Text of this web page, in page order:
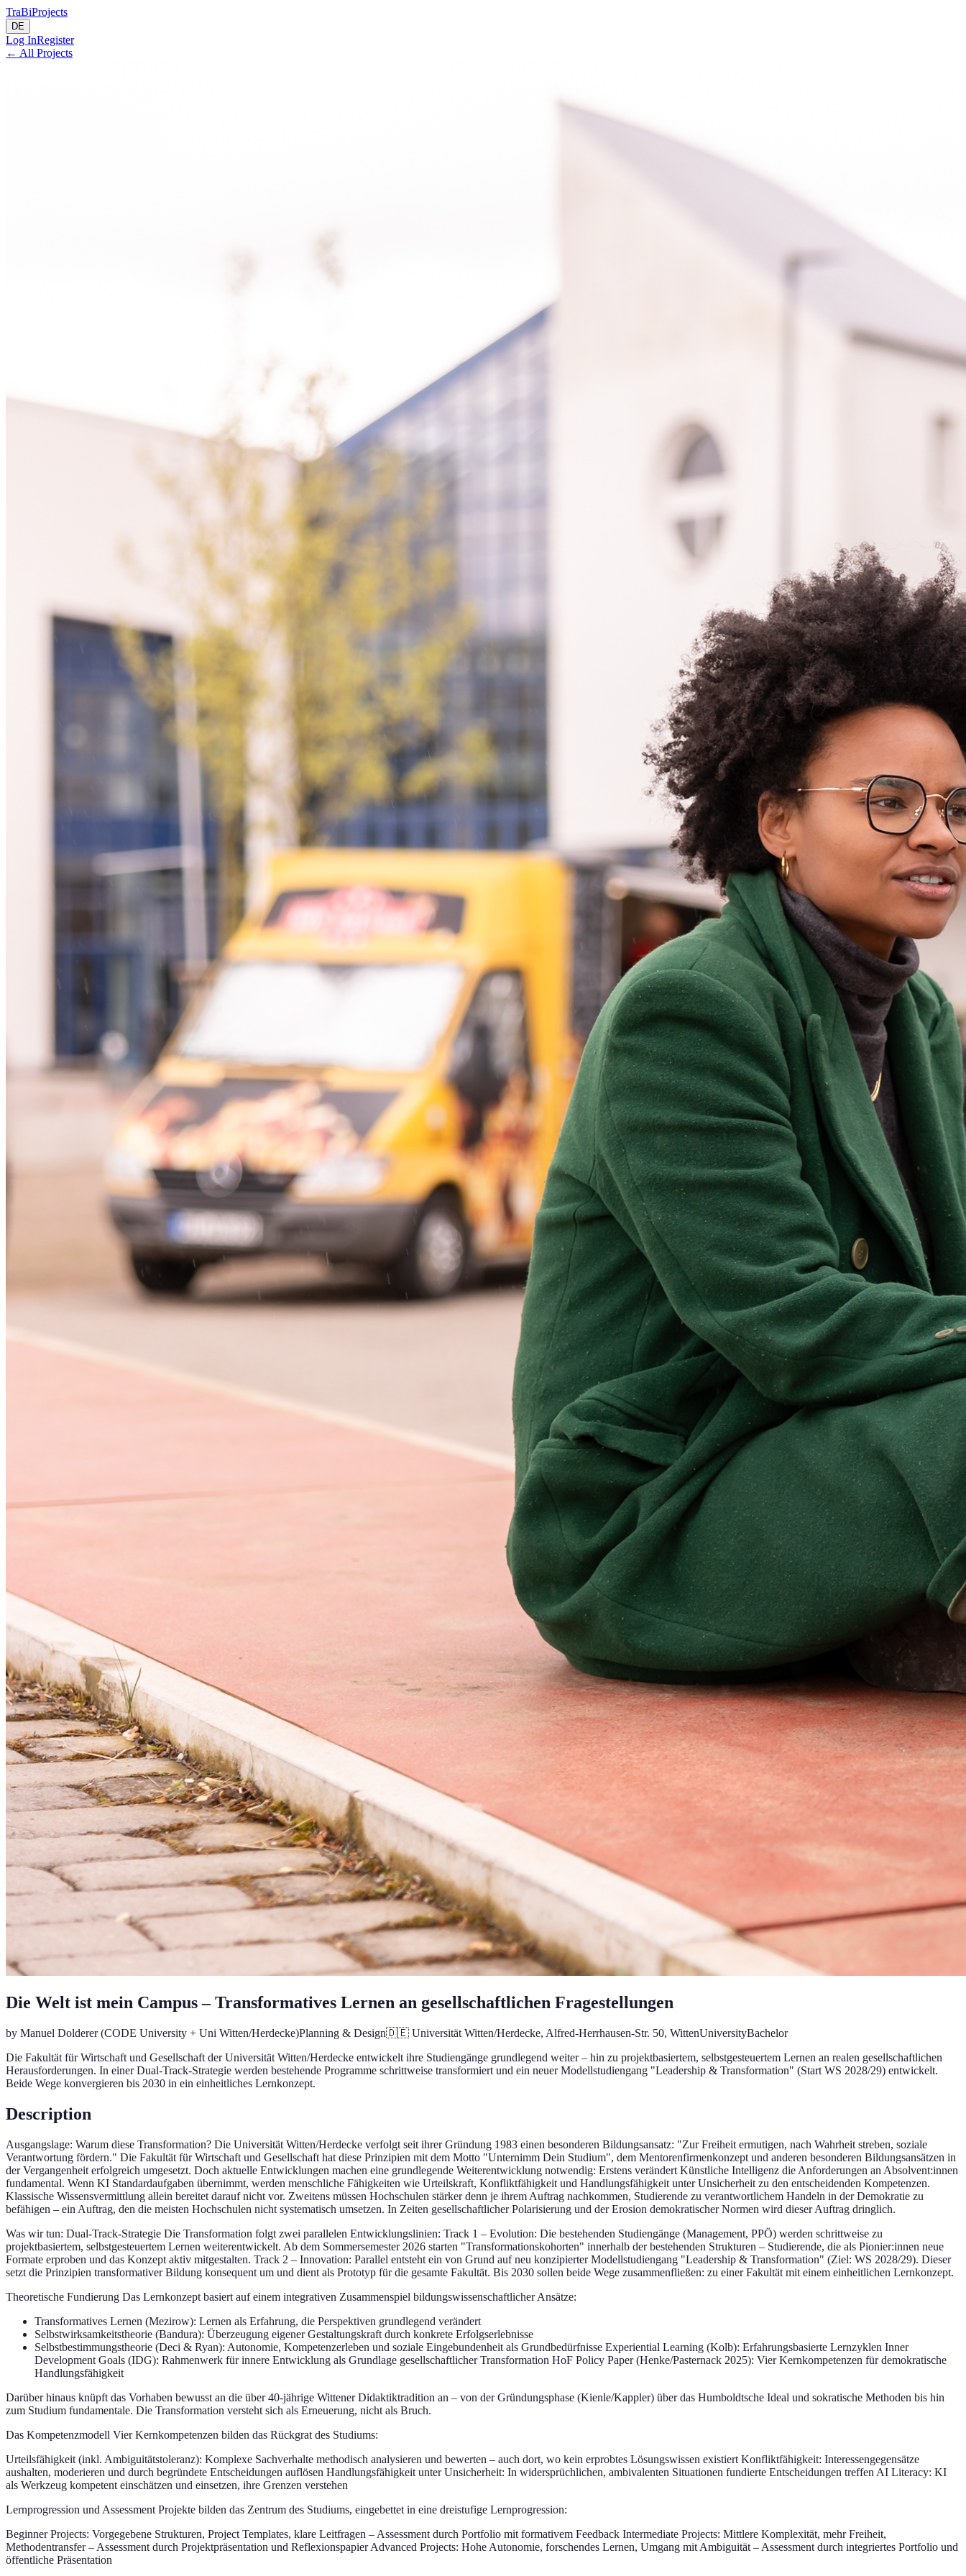
TraBiProjects
DE
Log InRegister
← All Projects
Die Welt ist mein Campus – Transformatives Lernen an gesellschaftlichen Fragestellungen
by Manuel Dolderer(CODE University + Uni Witten/Herdecke)Planning & Design🇩🇪 Universität Witten/Herdecke, Alfred-Herrhausen-Str. 50, WittenUniversityBachelor
Die Fakultät für Wirtschaft und Gesellschaft der Universität Witten/Herdecke entwickelt ihre Studiengänge grundlegend weiter – hin zu projektbasiertem, selbstgesteuertem Lernen an realen gesellschaftlichen
Herausforderungen. In einer Dual-Track-Strategie werden bestehende Programme schrittweise transformiert und ein neuer Modellstudiengang "Leadership & Transformation" (Start WS 2028/29) entwickelt.
Beide Wege konvergieren bis 2030 in ein einheitliches Lernkonzept.
Description
Ausgangslage: Warum diese Transformation? Die Universität Witten/Herdecke verfolgt seit ihrer Gründung 1983 einen besonderen Bildungsansatz: "Zur Freiheit ermutigen, nach Wahrheit streben, soziale
Verantwortung fördern." Die Fakultät für Wirtschaft und Gesellschaft hat diese Prinzipien mit dem Motto "Unternimm Dein Studium", dem Mentorenfirmenkonzept und anderen besonderen Bildungsansätzen in
der Vergangenheit erfolgreich umgesetzt. Doch aktuelle Entwicklungen machen eine grundlegende Weiterentwicklung notwendig: Erstens verändert Künstliche Intelligenz die Anforderungen an Absolvent:innen
fundamental. Wenn KI Standardaufgaben übernimmt, werden menschliche Fähigkeiten wie Urteilskraft, Konfliktfähigkeit und Handlungsfähigkeit unter Unsicherheit zu den entscheidenden Kompetenzen.
Klassische Wissensvermittlung allein bereitet darauf nicht vor. Zweitens müssen Hochschulen stärker denn je ihrem Auftrag nachkommen, Studierende zu verantwortlichem Handeln in der Demokratie zu
befähigen – ein Auftrag, den die meisten Hochschulen nicht systematisch umsetzen. In Zeiten gesellschaftlicher Polarisierung und der Erosion demokratischer Normen wird dieser Auftrag dringlich.
Was wir tun: Dual-Track-Strategie Die Transformation folgt zwei parallelen Entwicklungslinien: Track 1 – Evolution: Die bestehenden Studiengänge (Management, PPÖ) werden schrittweise zu
projektbasiertem, selbstgesteuertem Lernen weiterentwickelt. Ab dem Sommersemester 2026 starten "Transformationskohorten" innerhalb der bestehenden Strukturen – Studierende, die als Pionier:innen neue
Formate erproben und das Konzept aktiv mitgestalten. Track 2 – Innovation: Parallel entsteht ein von Grund auf neu konzipierter Modellstudiengang "Leadership & Transformation" (Ziel: WS 2028/29). Dieser
setzt die Prinzipien transformativer Bildung konsequent um und dient als Prototyp für die gesamte Fakultät. Bis 2030 sollen beide Wege zusammenfließen: zu einer Fakultät mit einem einheitlichen Lernkonzept.
Theoretische Fundierung Das Lernkonzept basiert auf einem integrativen Zusammenspiel bildungswissenschaftlicher Ansätze:
Transformatives Lernen (Mezirow): Lernen als Erfahrung, die Perspektiven grundlegend verändert
Selbstwirksamkeitstheorie (Bandura): Überzeugung eigener Gestaltungskraft durch konkrete Erfolgserlebnisse
Selbstbestimmungstheorie (Deci & Ryan): Autonomie, Kompetenzerleben und soziale Eingebundenheit als Grundbedürfnisse Experiential Learning (Kolb): Erfahrungsbasierte Lernzyklen Inner
Development Goals (IDG): Rahmenwerk für innere Entwicklung als Grundlage gesellschaftlicher Transformation HoF Policy Paper (Henke/Pasternack 2025): Vier Kernkompetenzen für demokratische
Handlungsfähigkeit
Darüber hinaus knüpft das Vorhaben bewusst an die über 40-jährige Wittener Didaktiktradition an – von der Gründungsphase (Kienle/Kappler) über das Humboldtsche Ideal und sokratische Methoden bis hin
zum Studium fundamentale. Die Transformation versteht sich als Erneuerung, nicht als Bruch.
Das Kompetenzmodell Vier Kernkompetenzen bilden das Rückgrat des Studiums:
Urteilsfähigkeit (inkl. Ambiguitätstoleranz): Komplexe Sachverhalte methodisch analysieren und bewerten – auch dort, wo kein erprobtes Lösungswissen existiert Konfliktfähigkeit: Interessengegensätze
aushalten, moderieren und durch begründete Entscheidungen auflösen Handlungsfähigkeit unter Unsicherheit: In widersprüchlichen, ambivalenten Situationen fundierte Entscheidungen treffen AI Literacy: KI
als Werkzeug kompetent einschätzen und einsetzen, ihre Grenzen verstehen
Lernprogression und Assessment Projekte bilden das Zentrum des Studiums, eingebettet in eine dreistufige Lernprogression:
Beginner Projects: Vorgegebene Strukturen, Project Templates, klare Leitfragen – Assessment durch Portfolio mit formativem Feedback Intermediate Projects: Mittlere Komplexität, mehr Freiheit,
Methodentransfer – Assessment durch Projektpräsentation und Reflexionspapier Advanced Projects: Hohe Autonomie, forschendes Lernen, Umgang mit Ambiguität – Assessment durch integriertes Portfolio und
öffentliche Präsentation